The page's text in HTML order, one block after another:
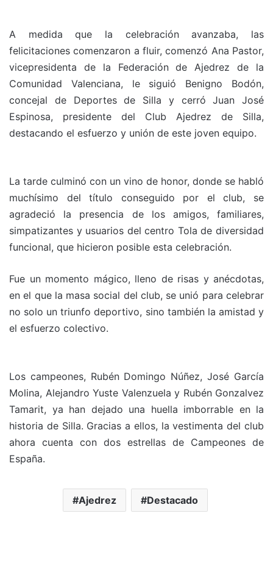
A medida que la celebración avanzaba, las
felicitaciones comenzaron a fluir, comenzó Ana Pastor,
vicepresidenta de la Federación de Ajedrez de la
Comunidad Valenciana, le siguió Benigno Bodón,
concejal de Deportes de Silla y cerró Juan José
Espinosa, presidente del Club Ajedrez de Silla,
destacando el esfuerzo y unión de este joven equipo.
La tarde culminó con un vino de honor, donde se habló
muchísimo del título conseguido por el club, se
agradeció la presencia de los amigos, familiares,
simpatizantes y usuarios del centro Tola de diversidad
funcional, que hicieron posible esta celebración.
Fue un momento mágico, lleno de risas y anécdotas,
en el que la masa social del club, se unió para celebrar
no solo un triunfo deportivo, sino también la amistad y
el esfuerzo colectivo.
Los campeones, Rubén Domingo Núñez, José García
Molina, Alejandro Yuste Valenzuela y Rubén Gonzalvez
Tamarit, ya han dejado una huella imborrable en la
historia de Silla. Gracias a ellos, la vestimenta del club
ahora cuenta con dos estrellas de Campeones de
España.
Ajedrez Destacado